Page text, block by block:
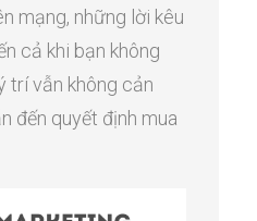
mạng, những lời kêu
cả khi bạn không
trí vẫn không cản
đến quyết định mua